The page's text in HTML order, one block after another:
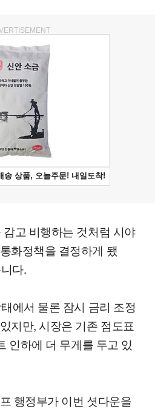
고 비행하는 것처럼 시야
화정책을 결정하게 됐
다.
에서 물론 잠시 금리 조정
지만, 시장은 기존 점도표
인하에 더 무게를 두고 있
행정부가 이번 셧다운을